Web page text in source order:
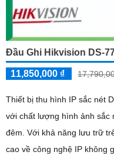
Đầu Ghi Hikvision DS-
11,850,000 ₫
Thiết bị thu hình IP sắc nét
với chất lượng hình ảnh sắc
đêm. Với khả năng lưu trữ trên 4 HDD, thiết bị này được đánh giá
cao về công nghệ IP không